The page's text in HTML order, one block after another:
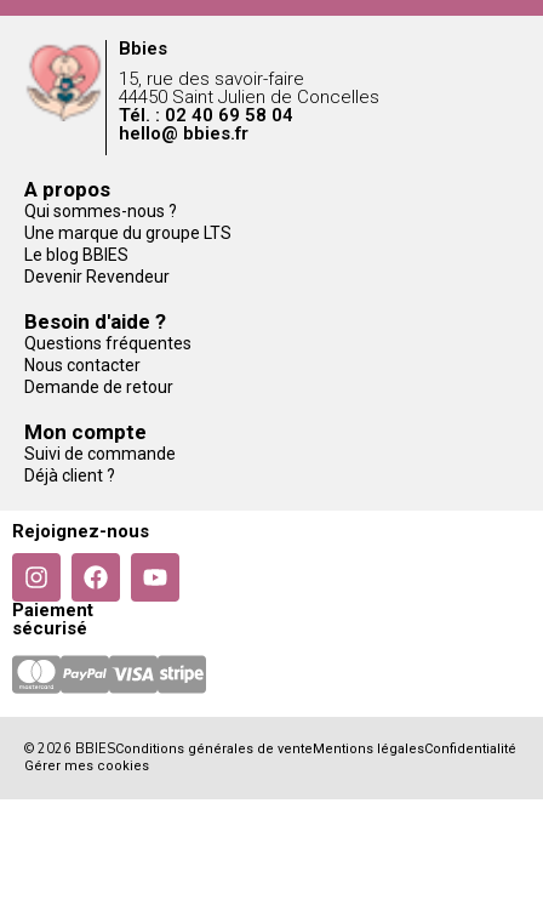
Bbies
15, rue des savoir-faire
44450 Saint Julien de Concelles
Tél. : 02 40 69 58 04
hello@ bbies.fr
A propos
Qui sommes-nous ?
Une marque du groupe LTS
Le blog BBIES
Devenir Revendeur
Besoin d'aide ?
Questions fréquentes
Nous contacter
Demande de retour
Mon compte
Suivi de commande
Déjà client ?
Rejoignez-nous
Paiement
sécurisé
© 2026 BBIESConditions générales de venteMentions légalesConfidentialité
Gérer mes cookies